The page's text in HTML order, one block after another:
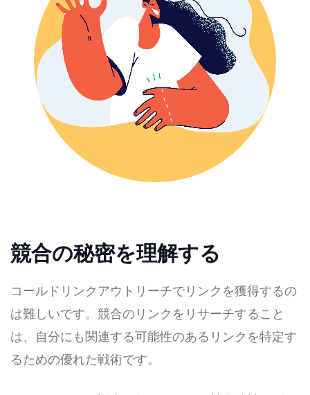
競合の秘密を理解する
コールドリンクアウトリーチでリンクを獲得するの
は難しいです。競合のリンクをリサーチすること
は、自分にも関連する可能性のあるリンクを特定す
るための優れた戦術です。